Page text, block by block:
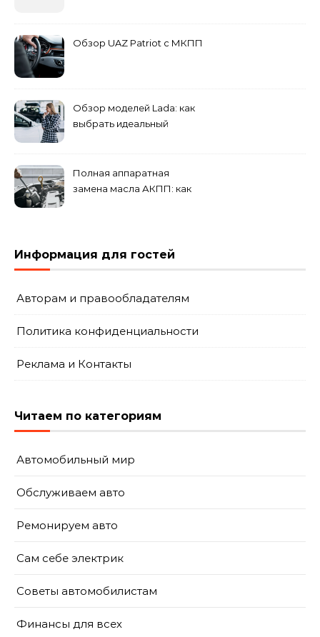
Обзор UAZ Patriot с МКПП
Обзор моделей Lada: как
выбрать идеальный
Полная аппаратная
замена масла АКПП: как
Информация для гостей
Авторам и правообладателям
Политика конфиденциальности
Реклама и Контакты
Читаем по категориям
Автомобильный мир
Обслуживаем авто
Ремонируем авто
Сам себе электрик
Советы автомобилистам
Финансы для всех